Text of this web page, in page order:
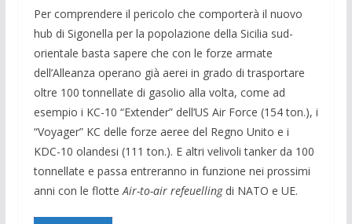
Per comprendere il pericolo che comporterà il nuovo
hub di Sigonella per la popolazione della Sicilia sud-
orientale basta sapere che con le forze armate
dell’Alleanza operano già aerei in grado di trasportare
oltre 100 tonnellate di gasolio alla volta, come ad
esempio i KC-10 “Extender” dell’US Air Force (154 ton.), i
“Voyager” KC delle forze aeree del Regno Unito e i
KDC-10 olandesi (111 ton.). E altri velivoli tanker da 100
tonnellate e passa entreranno in funzione nei prossimi
anni con le flotteAir-to-air refeuellingdi NATO e UE.